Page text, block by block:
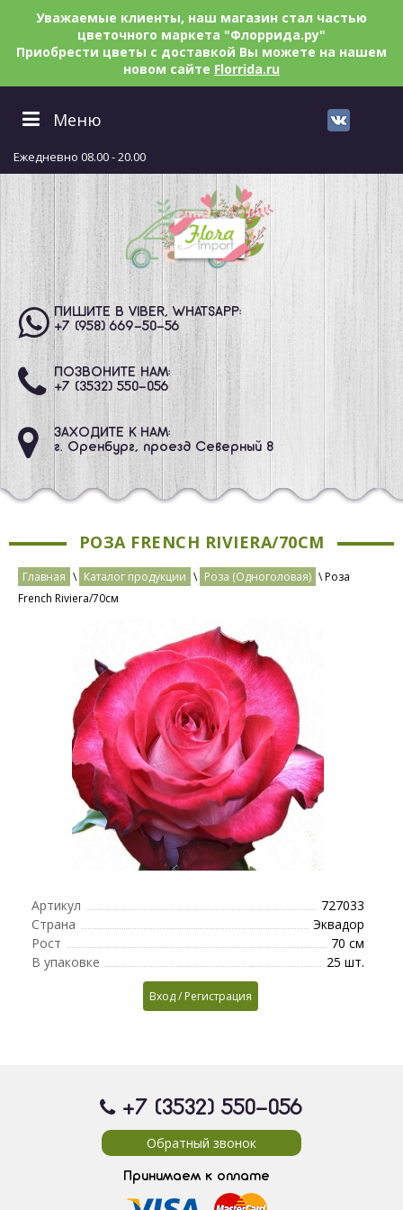
Уважаемые клиенты, наш магазин стал частью
цветочного маркета "Флоррида.ру"
Приобрести цветы с доставкой Вы можете на нашем
новом сайте Florrida.ru
Меню
Ежедневно 08.00 - 20.00
ПИШИТЕ В VIBER, WHATSAPP:
+7 (958) 669-50-56
ПОЗВОНИТЕ НАМ:
+7 (3532) 550-056
ЗАХОДИТЕ К НАМ:
г. Оренбург, проезд Северный 8
РОЗА FRENCH RIVIERA/70СМ
Главная \ Каталог продукции \ Роза (Одноголовая) \ Роза
French Riviera/70см
Артикул
727033
Страна
Эквадор
Рост
70 см
В упаковке
25 шт.
Вход / Регистрация
+7 (3532) 550-056
Обратный звонок
Принимаем к оплате